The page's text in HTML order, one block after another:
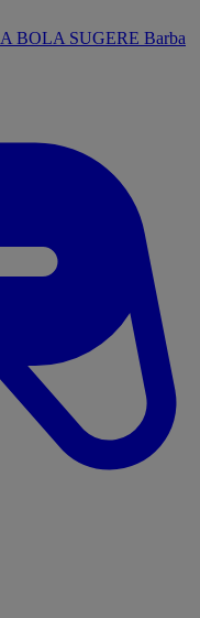
A BOLA SUGERE Barba